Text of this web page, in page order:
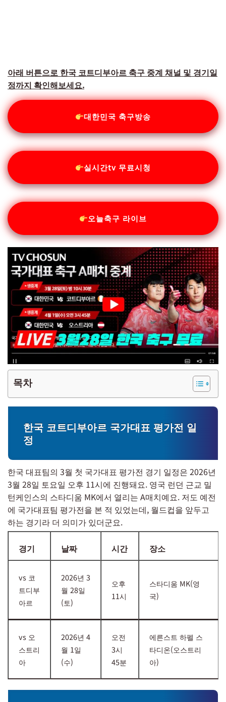
아래 버튼으로 한국 코트디부아르 축구 중계 채널 및 경기일
정까지 확인해보세요.
대한민국 축구방송
실시간tv 무료시청
오늘축구 라이브
목차
한국 코트디부아르 국가대표 평가전 일
정
한국 대표팀의 3월 첫 국가대표 평가전 경기 일정은 2026년
3월 28일 토요일 오후 11시에 진행돼요. 영국 런던 근교 밀
턴케인스의 스타디움 MK에서 열리는 A매치예요. 저도 예전
에 국가대표팀 평가전을 본 적 있었는데, 월드컵을 앞두고
하는 경기라 더 의미가 있더군요.
경기 날짜 시간 장소
vs 코
트디부
아르
2026년 3
월 28일
(토)
오후
11시
스타디움 MK(영
국)
vs 오
스트리
아
2026년 4
월 1일
(수)
오전
3시
45분
에른스트 하펠 스
타디온(오스트리
아)